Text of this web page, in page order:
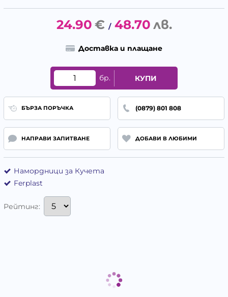
24.90 € / 48.70 лв.
Доставка и плащане
бр. КУПИ
БЪРЗА ПОРЪЧКА (0879) 801 808
НАПРАВИ ЗАПИТВАНЕ ДОБАВИ В ЛЮБИМИ
Намордници за Кучета
Ferplast
Рейтинг: